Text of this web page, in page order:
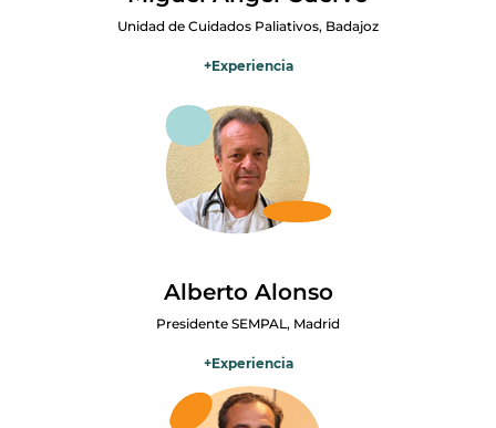
Unidad de Cuidados Paliativos, Badajoz
+Experiencia
Cuidados Paliativos de Badajoz. Doctor por la Universidad de
Zaragoza, ha dirigido la revista Medicina Paliativa y colabora como
revisor en publicaciones científicas internacionales. Profesor
asociado desde 2009, ha participado en numerosos programas
docentes y másteres. Autor de múltiples publicaciones y
ponencias, se ha especializado en comunicación clínica, bioética,
Alberto Alonso
Presidente SEMPAL, Madrid
+Experiencia
Ha orientado su trayectoria profesional a los cuidados paliativos,
convencido de la necesidad de ampliar los fines de la medicina